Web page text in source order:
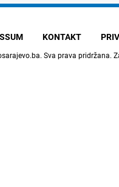
KONTAKT
. Sva prava pridržana.